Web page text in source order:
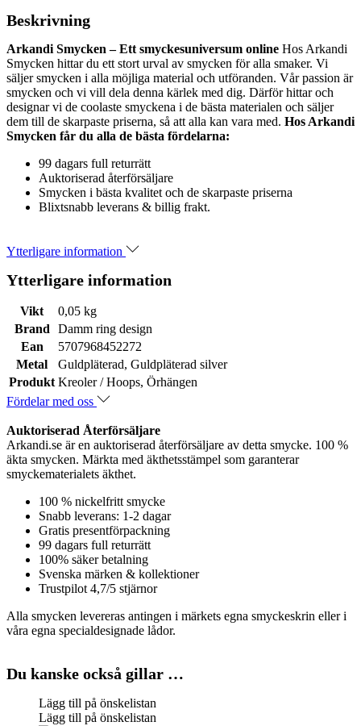
Beskrivning
Arkandi Smycken – Ett smyckesuniversum online Hos Arkandi
Smycken hittar du ett stort urval av smycken för alla smaker. Vi
säljer smycken i alla möjliga material och utföranden. Vår passion är
smycken och vi vill dela denna kärlek med dig. Därför hittar och
designar vi de coolaste smyckena i de bästa materialen och säljer
dem till de skarpaste priserna, så att alla kan vara med. Hos Arkandi
Smycken får du alla de bästa fördelarna:
99 dagars full returrätt
Auktoriserad återförsäljare
Smycken i bästa kvalitet och de skarpaste priserna
Blixtsnabb leverans & billig frakt.
Ytterligare information
Ytterligare information
Vikt
0,05 kg
Brand
Damm ring design
Ean
5707968452272
Metal
Guldpläterad, Guldpläterad silver
Produkt Kreoler / Hoops, Örhängen
Fördelar med oss
Auktoriserad Återförsäljare
Arkandi.se är en auktoriserad återförsäljare av detta smycke. 100 %
äkta smycken. Märkta med äkthetsstämpel som garanterar
smyckematerialets äkthet.
100 % nickelfritt smycke
Snabb leverans: 1-2 dagar
Gratis presentförpackning
99 dagars full returrätt
100% säker betalning
Svenska märken & kollektioner
Trustpilot 4,7/5 stjärnor
Alla smycken levereras antingen i märkets egna smyckeskrin eller i
våra egna specialdesignade lådor.
Du kanske också gillar …
Lägg till på önskelistan
Lägg till på önskelistan